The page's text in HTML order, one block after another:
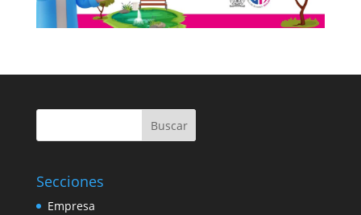
Buscar
Secciones
Empresa